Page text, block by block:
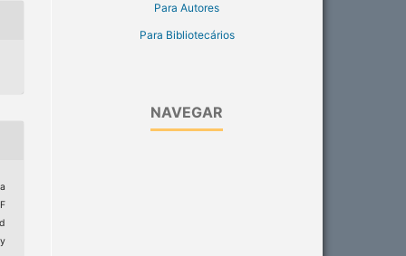
Para Autores
Para Bibliotecários
NAVEGAR